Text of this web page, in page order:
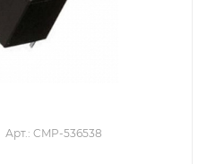
Арт.: CMP-536538